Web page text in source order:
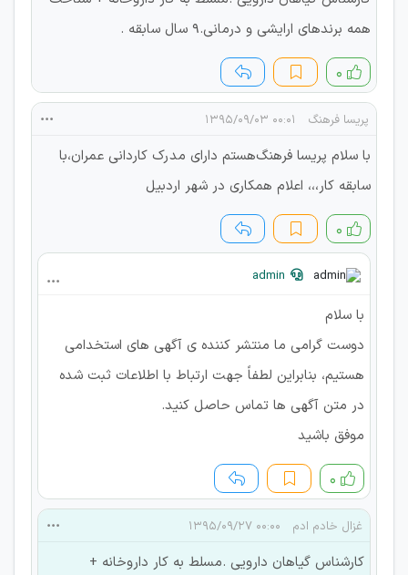
همه برندهای ارایشی و درمانی‌.9 سال سابقه .
۰
پریسا فرهنگ ۰۰:۰۱ ۱۳۹۵/۰۹/۰۳
با سلام پریسا فرهنگ‌هستم دارای مدرک کاردانی عمران،با
سابقه کار،،، اعلام همکاری در شهر اردبیل
۰
با سلام
دوست گرامی ما منتشر کننده ی آگهی های استخدامی
هستیم، بنابراین لطفاً جهت ارتباط با اطلاعات ثبت شده
در متن آگهی ها تماس حاصل کنید.
موفق باشید
۰
غزال خادم ادم ۰۰:۰۰ ۱۳۹۵/۰۹/۲۷
کارشناس گیاهان دارویی .مسلط به کار داروخانه +